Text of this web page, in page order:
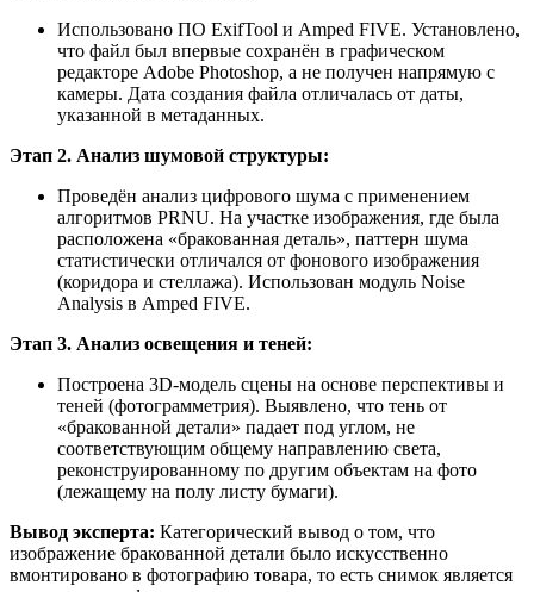
Использовано ПО ExifTool и Amped FIVE. Установлено,
что файл был впервые сохранён в графическом
редакторе Adobe Photoshop, а не получен напрямую с
камеры. Дата создания файла отличалась от даты,
указанной в метаданных.
Этап 2. Анализ шумовой структуры:
Проведён анализ цифрового шума с применением
алгоритмов PRNU. На участке изображения, где была
расположена «бракованная деталь», паттерн шума
статистически отличался от фонового изображения
(коридора и стеллажа). Использован модуль Noise
Analysis в Amped FIVE.
Этап 3. Анализ освещения и теней:
Построена 3D-модель сцены на основе перспективы и
теней (фотограмметрия). Выявлено, что тень от
«бракованной детали» падает под углом, не
соответствующим общему направлению света,
реконструированному по другим объектам на фото
(лежащему на полу листу бумаги).
Вывод эксперта: Категорический вывод о том, что
изображение бракованной детали было искусственно
вмонтировано в фотографию товара, то есть снимок является